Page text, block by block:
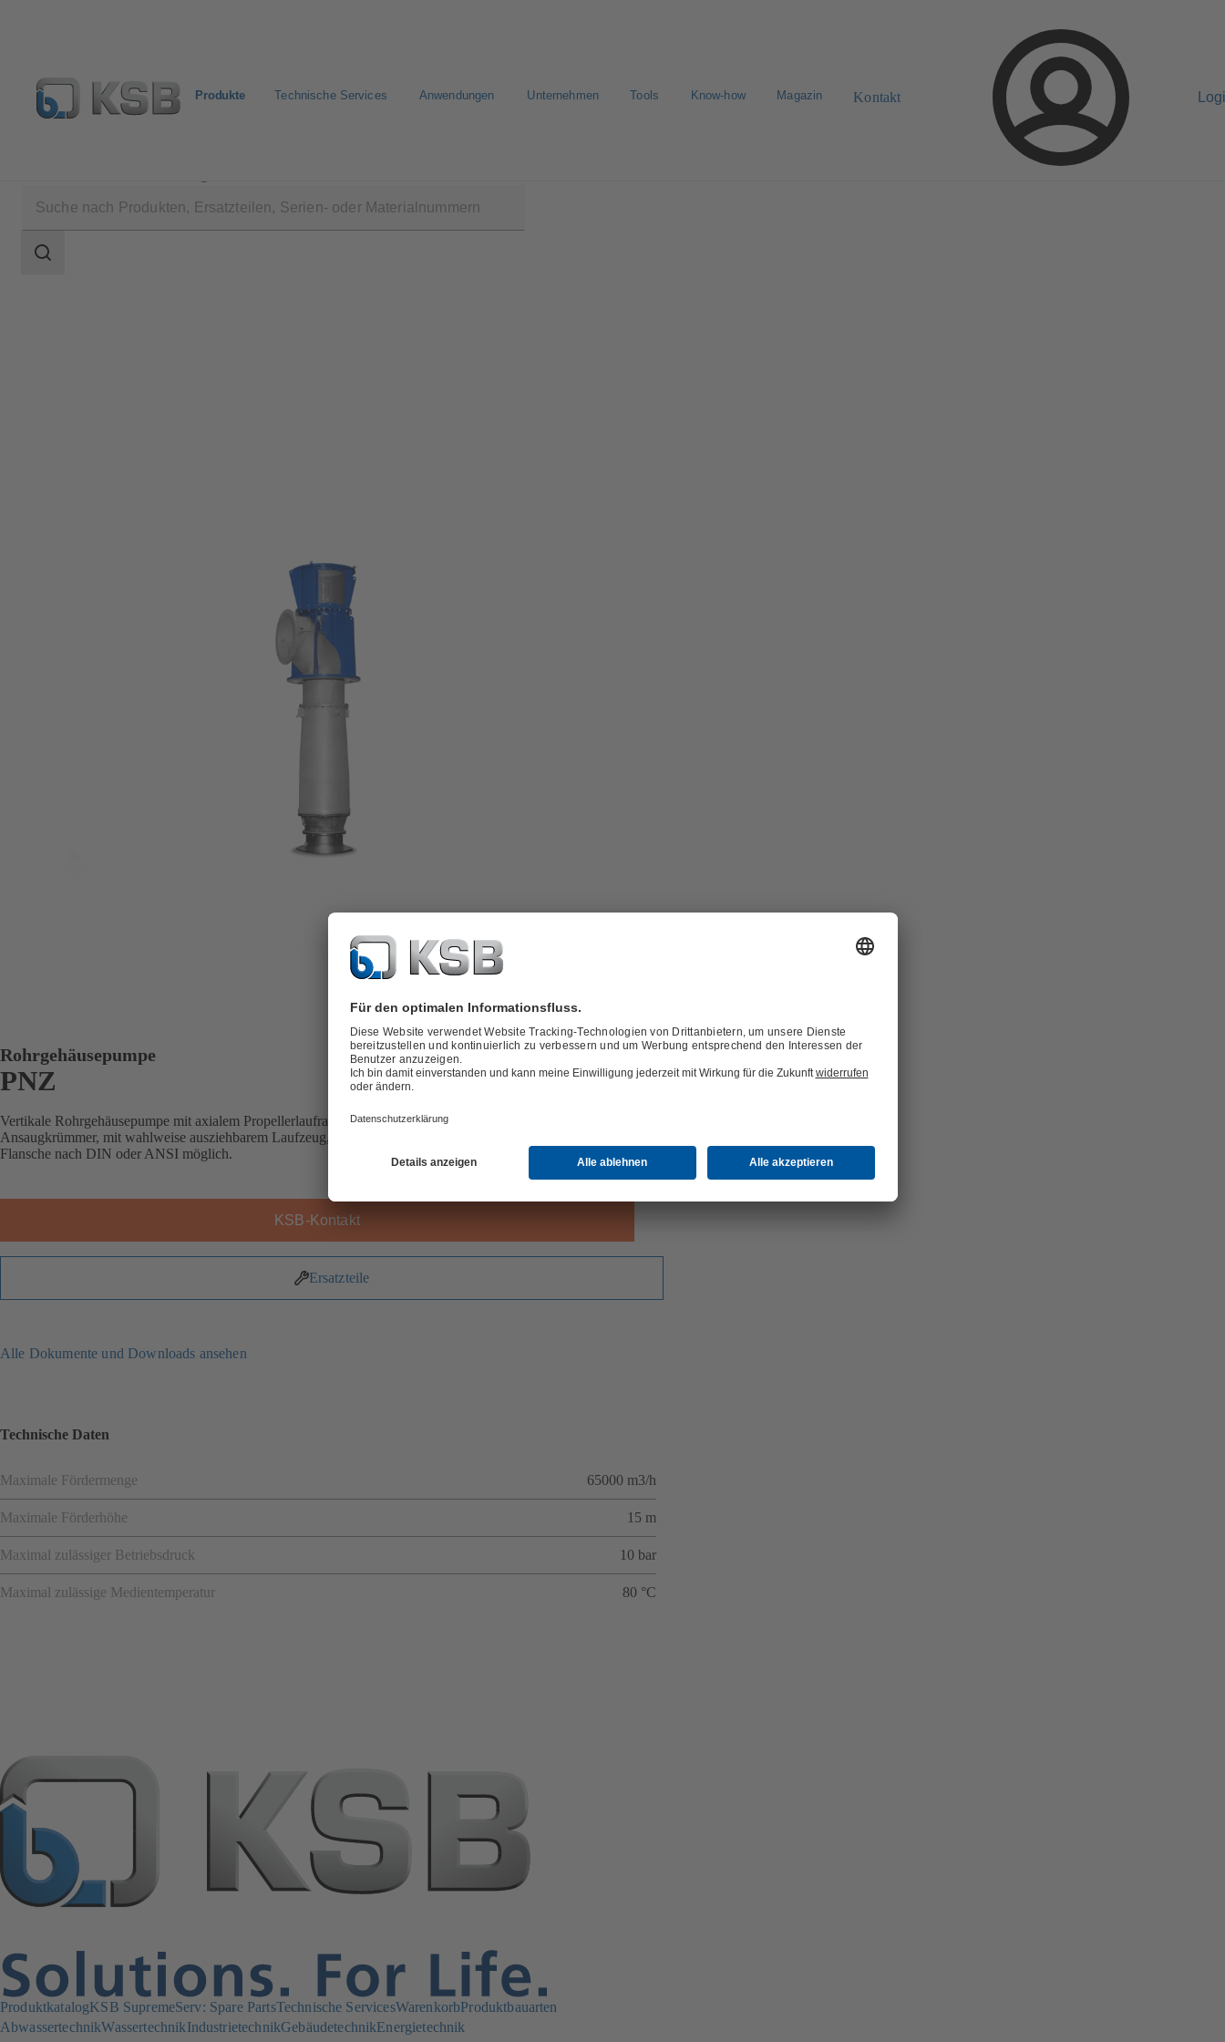
Produkte Technische Services Anwendungen Unternehmen Tools Know-how Magazin Kontakt
Suchbereich
Rohrgehäusepumpe
PNZ
Vertikale Rohrgehäusepumpe mit axialem Propellerlaufrad, Einlauf wahlweise mit Einlaufdüse oder
Ansaugkrümmer, mit wahlweise ausziehbarem Laufzeug, Druckstutzen über oder unter Flur angeordnet,
Flansche nach DIN oder ANSI möglich.
KSB-Kontakt
Ersatzteile
Alle Dokumente und Downloads ansehen
Technische Daten
Maximale Fördermenge 65000 m3/h
Maximale Förderhöhe 15 m
Maximal zulässiger Betriebsdruck 10 bar
Maximal zulässige Medientemperatur 80 °C
ProduktkatalogKSB SupremeServ: Spare PartsTechnische ServicesWarenkorbProduktbauarten
AbwassertechnikWassertechnikIndustrietechnikGebäudetechnikEnergietechnik